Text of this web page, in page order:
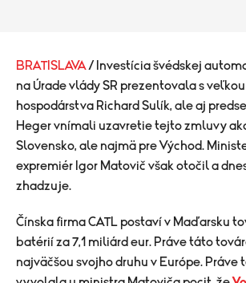
BRATISLAVA / Investícia švédskej
na Úrade vlády SR prezentovala s
hospodárstva Richard Sulík, ale aj
Heger vnímali uzavretie tejto zmluvy
Slovensko, ale najmä pre Východ.
expremiér Igor Matovič však otočil a
zhadzuje.
Čínska firma CATL postaví v Maďarsku
batérií za 7,1 miliárd eur. Práve táto
najväčšou svojho druhu v Európe. Práve